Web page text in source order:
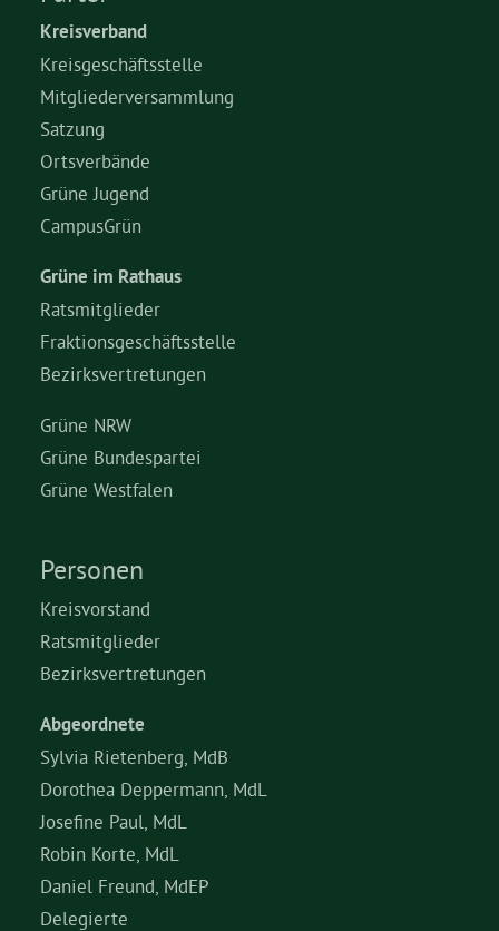
Kreisverband
Kreisgeschäftsstelle
Mitgliederversammlung
Satzung
Ortsverbände
Grüne Jugend
CampusGrün
Grüne im Rathaus
Ratsmitglieder
Fraktionsgeschäftsstelle
Bezirksvertretungen
Grüne NRW
Grüne Bundespartei
Grüne Westfalen
Personen
Kreisvorstand
Ratsmitglieder
Bezirksvertretungen
Abgeordnete
Sylvia Rietenberg, MdB
Dorothea Deppermann, MdL
Josefine Paul, MdL
Robin Korte, MdL
Daniel Freund, MdEP
Delegierte